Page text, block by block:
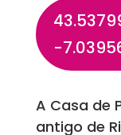
-
A Casa de
antigo de